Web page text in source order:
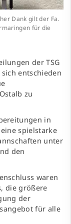
Dank gilt der Fa.
für die
der TSG
entschieden
zu
in
spielstarke
unter
den
waren
die größere
der
für alle